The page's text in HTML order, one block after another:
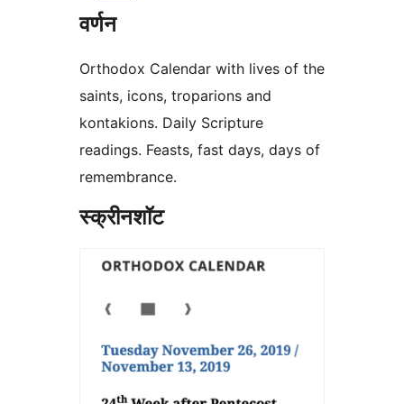
वर्णन
Orthodox Calendar with lives of the
saints, icons, troparions and
kontakions. Daily Scripture
readings. Feasts, fast days, days of
remembrance.
स्क्रीनशॉट